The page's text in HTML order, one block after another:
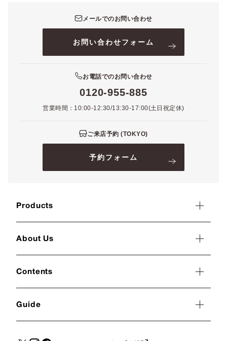
メールでのお問い合わせ
お問い合わせフォーム
お電話でのお問い合わせ
0120-955-885
営業時間：10:00-12:30/13:30-17:00(土日祝定休)
ご来店予約 (TOKYO)
予約フォーム
Products
About Us
Contents
Guide